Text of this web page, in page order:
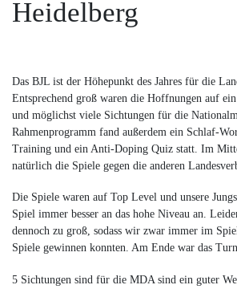
Heidelberg
Das BJL ist der Höhepunkt des Jahres für die
Entsprechend groß waren die Hoffnungen auf
und möglichst viele Sichtungen für die
Rahmenprogramm fand außerdem ein Schlaf-
Training und ein Anti-Doping Quiz statt. Im
natürlich die Spiele gegen die anderen
Die Spiele waren auf Top Level und unsere
Spiel immer besser an das hohe Niveau an.
dennoch zu groß, sodass wir zwar immer im
Spiele gewinnen konnten. Am Ende war das
5 Sichtungen sind für die MDA sind ein guter